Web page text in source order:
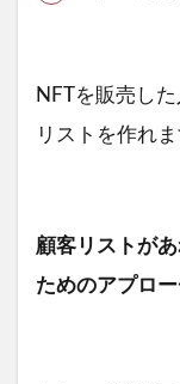
NFTを販売し
リストを作れま
顧客リストが
ためのアプロ